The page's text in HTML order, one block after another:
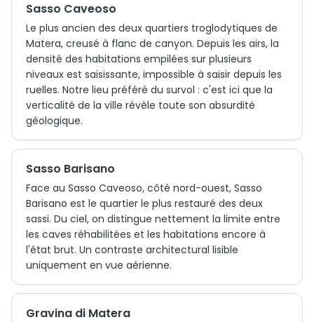
Sasso Caveoso
Le plus ancien des deux quartiers troglodytiques de
Matera, creusé à flanc de canyon. Depuis les airs, la
densité des habitations empilées sur plusieurs
niveaux est saisissante, impossible à saisir depuis les
ruelles. Notre lieu préféré du survol : c'est ici que la
verticalité de la ville révèle toute son absurdité
géologique.
Sasso Barisano
Face au Sasso Caveoso, côté nord-ouest, Sasso
Barisano est le quartier le plus restauré des deux
sassi. Du ciel, on distingue nettement la limite entre
les caves réhabilitées et les habitations encore à
l'état brut. Un contraste architectural lisible
uniquement en vue aérienne.
Gravina di Matera